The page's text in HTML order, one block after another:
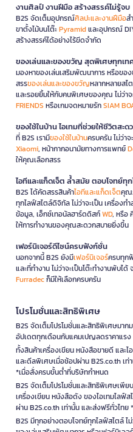
งานศิลป์ งานฝีมือ สร้างสรรค์ไม่รู้จบ
B2S จัดเต็มอุปกรณ์ศิลปะและงานฝีมือส
ขาตั้งไม้บนโต๊ะPyramidและอุปกรณ์
สร้างสรรค์ได้อย่างไร้ขีดจำกัด
ของเล่นและของขวัญ สุดพิเศษทุกเท
มองหาของเล่นเสริมพัฒนาการ หรือขอ
สรรของเล่นและของขวัญหลากหลายสไ
และรอยยิ้มให้กับคนพิเศษของคุณ ไม่ว่า
FRIENDS หรือเกมจดหมายรักSIAM
ของใช้ในบ้าน ไอเทมที่ช่วยให้ชีวิตสะ
ที่ B2S เรามีของใช้ในบ้านครบครัน ไม่ว่า
Xiaomi, หน้ากากอนามัยทางการแพทย์
ให้คุณเลือกสรร
ไอทีและแก็ดเจ็ต ล้ำสมัย ตอบโจทย์ทุ
B2S ได้คัดสรรสินค้าไอทีและแก็ดเจ็ตคุณ
ทุกไลฟ์สไตล์ดิจิทัล ไม่ว่าจะเป็น เครื่องทำ
ข้อมูล, เอ็กซ์เทอนัลฮาร์ดดิสก์WD, หรือ
ให้การทำงานของคุณสะดวกสบายยิ่งขึ้น
เฟอร์นิเจอร์ดีไซน์ครบฟังก์ชั่น
นอกจากนี้ B2S ยังมีเฟอร์นิเจอร์ครบทุก
และที่ทำงาน ไม่ว่าจะเป็นโต๊ะทำงานพับไ
Furradecก็มีให้เลือกครบครัน
โปรโมชั่นและสิทธิพิเศษ
B2S จัดเต็มโปรโมชั่นและสิทธิพิเศษมา
อัปเดตทุกเดือนกับแคมเปญลดราคาแรง
ทั้งสินค้าเครื่องเขียน หนังสือขายดี และ
และดีลพิเศษเมื่อช้อปผ่าน B2S.co.th เ
*เมื่อสั่งครบขั้นต่ำที่บริษัทกำหนด
B2S จัดเต็มโปรโมชั่นและสิทธิพิเศษเพี
เครื่องเขียน หนังสือดัง ของไอเทมไล
ผ่าน B2S.co.th เท่านั้น และส่งฟรีทั่วไท
B2S มีทุกอย่างตอบโจทย์ทุกไลฟ์สไตล์ ไ